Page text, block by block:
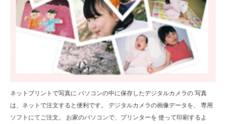
ネットプリントで写真に パソコンの中に保存したデジタルカメラの 写真
は、ネットで注文すると便利です。 デジタルカメラの画像データを、 専用
ソフトにてご注文。 お家のパソコンで、プリンターを 使って印刷するよ